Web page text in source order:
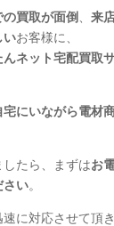
の買取が面倒
来
いお客様に、
ネット宅配買取
宅にいながら電材
したら、まずはお
さい。
に対応させて頂